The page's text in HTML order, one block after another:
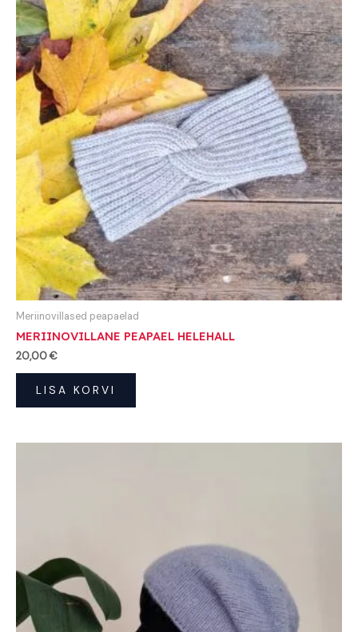
Meriinovillased peapaelad
MERIINOVILLANE PEAPAEL HELEHALL
20,00€
LISA KORVI